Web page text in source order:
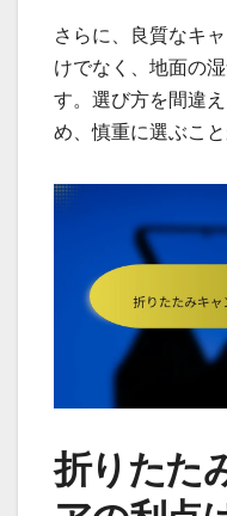
さらに、良質なキ
けでなく、地面の
す。選び方を間違
め、慎重に選ぶこと
折りたた